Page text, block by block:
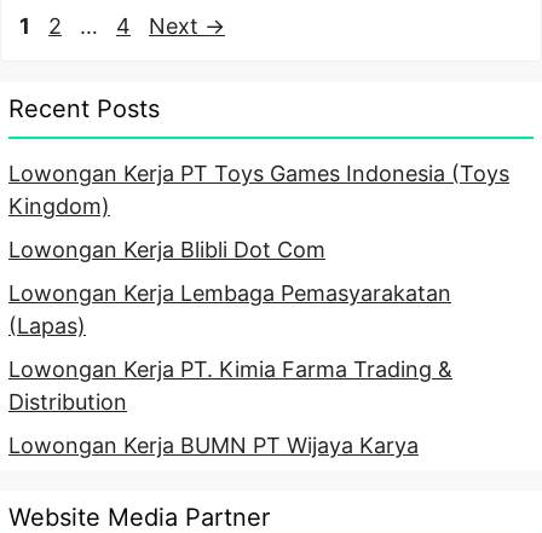
Page
1 Page
2 … Page
4 Next →
Recent Posts
Lowongan Kerja PT Toys Games Indonesia (Toys
Kingdom)
Lowongan Kerja Blibli Dot Com
Lowongan Kerja Lembaga Pemasyarakatan
(Lapas)
Lowongan Kerja PT. Kimia Farma Trading &
Distribution
Lowongan Kerja BUMN PT Wijaya Karya
Website Media Partner